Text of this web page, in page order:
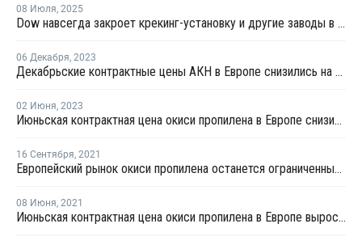
08 Июля, 2025
Dow навсегда закроет крекинг-установку и другие заводы в Германии и Великобритании
06 Декабря, 2023
Декабрьские контрактные цены АКН в Европе снизились на EUR28 за тонну
02 Июня, 2023
Июньская контрактная цена окиси пропилена в Европе снизилась на EUR64 за тонну
16 Сентября, 2021
Европейский рынок окиси пропилена останется ограниченным в четвертом квартале
08 Июня, 2021
Июньская контрактная цена окиси пропилена в Европе выросла на EUR32 за тонну